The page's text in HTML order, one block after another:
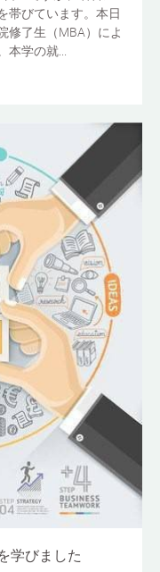
帯びています。本日
修了生（MBA）によ
本学の就...
学びました